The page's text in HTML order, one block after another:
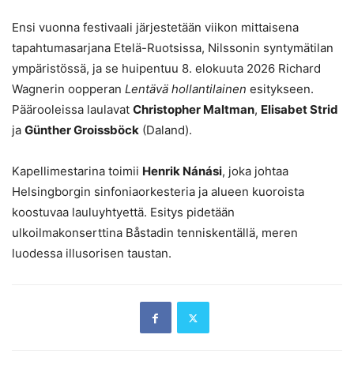
Ensi vuonna festivaali järjestetään viikon mittaisena
tapahtumasarjana Etelä-Ruotsissa, Nilssonin syntymätilan
ympäristössä, ja se huipentuu 8. elokuuta 2026 Richard
Wagnerin oopperan Lentävä hollantilainen esitykseen.
Päärooleissa laulavat Christopher Maltman, Elisabet Strid
ja Günther Groissböck (Daland).
Kapellimestarina toimii Henrik Nánási, joka johtaa
Helsingborgin sinfoniaorkesteria ja alueen kuoroista
koostuvaa lauluyhtyettä. Esitys pidetään
ulkoilmakonserttina Båstadin tenniskentällä, meren
luodessa illusorisen taustan.